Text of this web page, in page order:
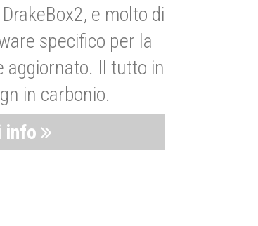
e molto di
specifico per la
Il tutto in
in carbonio.
info